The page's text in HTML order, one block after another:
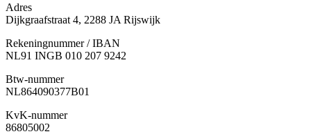
Adres
Dijkgraafstraat 4, 2288 JA Rijswijk
Rekeningnummer / IBAN
NL91 INGB 010 207 9242
Btw-nummer
NL864090377B01
KvK-nummer
86805002